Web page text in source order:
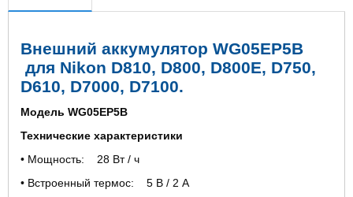
Внешний аккумулятор WG05EP5B
для Nikon D810, D800, D800E, D750,
D610, D7000, D7100.
Модель WG05EP5B
Технические характеристики
• Мощность: 28 Вт / ч
• Встроенный термос: 5 В / 2 А